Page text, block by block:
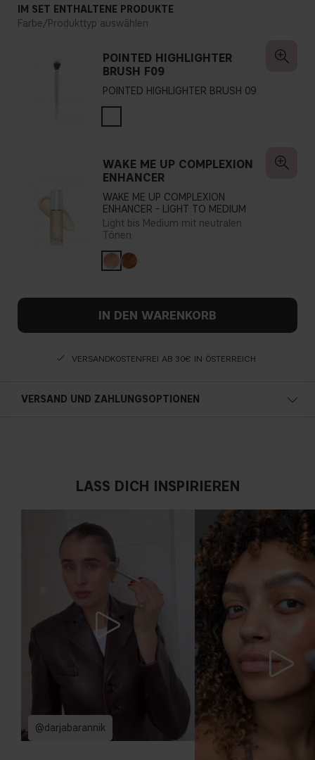
IM SET ENTHALTENE PRODUKTE
Farbe/Produkttyp auswählen
POINTED HIGHLIGHTER
BRUSH F09
POINTED HIGHLIGHTER BRUSH 09
WAKE ME UP COMPLEXION
ENHANCER
WAKE ME UP COMPLEXION
ENHANCER - LIGHT TO MEDIUM
Light bis Medium mit neutralen
Tönen
IN DEN WARENKORB
VERSANDKOSTENFREI AB 30€ IN ÖSTERREICH
VERSAND UND ZAHLUNGSOPTIONEN
LASS DICH INSPIRIEREN
@darjabarannik